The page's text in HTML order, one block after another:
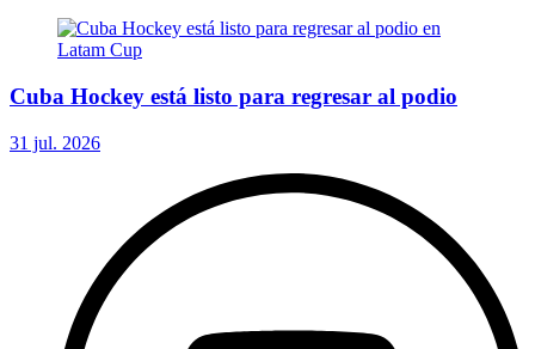
Cuba Hockey está listo para regresar al podio
31 jul. 2026